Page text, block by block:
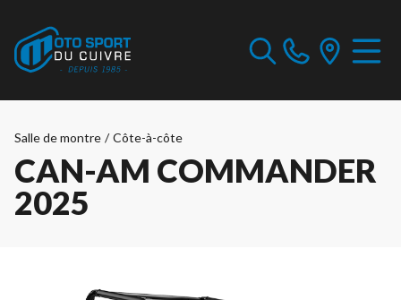
Salle de montre / Côte-à-côte
CAN-AM COMMANDER
2025